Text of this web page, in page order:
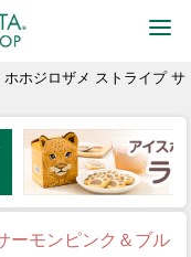
ホジロザメ ストライプ サ
ーモンピンク＆ブル